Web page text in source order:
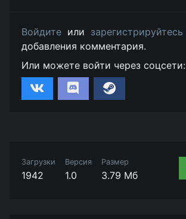
Войдите или зарегистрируйтесь
добавления комментария.
Или можете войти через соцсети:
Загрузки
1942
Версия
1.0
Размер
3.79 Мб